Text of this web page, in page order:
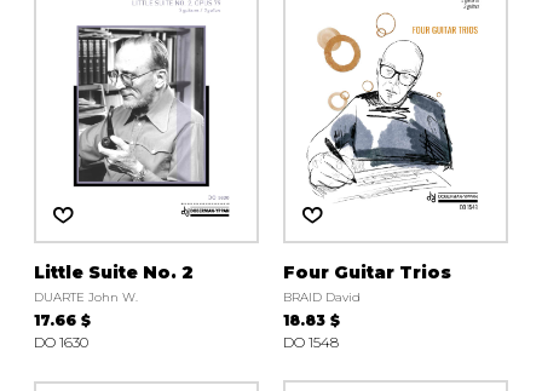
AUTRES PRODUITS
Little Suite No. 2
DUARTE John W.
17.66 $
DO 1630
Four Guitar Trios
BRAID David
18.83 $
DO 1548